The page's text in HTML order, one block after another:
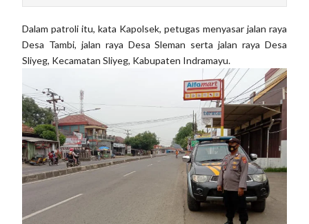
Dalam patroli itu, kata Kapolsek, petugas menyasar jalan raya
Desa Tambi, jalan raya Desa Sleman serta jalan raya Desa
Sliyeg, Kecamatan Sliyeg, Kabupaten Indramayu.